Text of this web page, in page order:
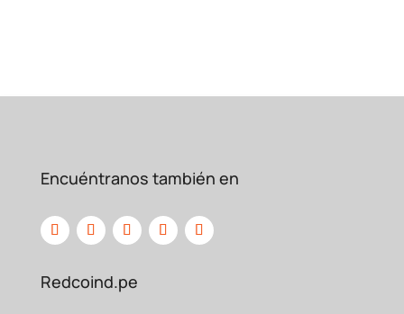
Encuéntranos también en
Redcoind.pe